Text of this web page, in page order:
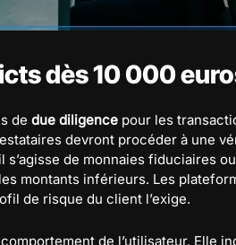
dès 10 000
de due diligence pour les
devront procéder à une
s’agisse de monnaies fiduciaires
montants inférieurs. Les
de risque du client l’exige.
de l’utilisateur. Elle